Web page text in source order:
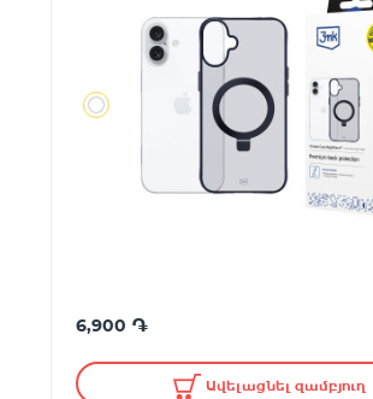
6,900 ֏
Ավելացնել զամբյուղ